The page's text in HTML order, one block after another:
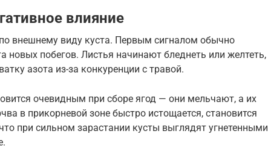
влияние
внешнему виду куста. Первым сигналом обычно
новых побегов. Листья начинают бледнеть или желтеть,
азота из-за конкуренции с травой.
очевидным при сборе ягод — они мельчают, а их
в прикорневой зоне быстро истощается, становится
при сильном зарастании кусты выглядят угнетенными